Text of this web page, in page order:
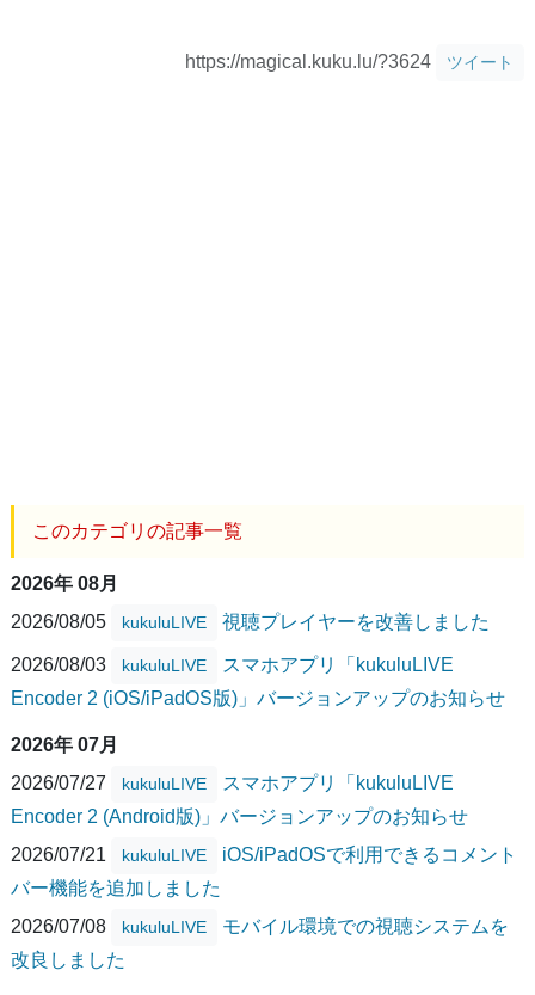
https://magical.kuku.lu/?3624 ツイート
このカテゴリの記事一覧
2026年 08月
2026/08/05
kukuluLIVE 視聴プレイヤーを改善しました
2026/08/03 kukuluLIVE
スマホアプリ「kukuluLIVE
Encoder 2 (iOS/iPadOS版)」バージョンアップのお知らせ
2026年 07月
2026/07/27
kukuluLIVE
スマホアプリ「kukuluLIVE
Encoder 2 (Android版)」バージョンアップのお知らせ
2026/07/21
kukuluLIVE
iOS/iPadOSで利用できるコメント
バー機能を追加しました
2026/07/08
kukuluLIVE
モバイル環境での視聴システムを
改良しました